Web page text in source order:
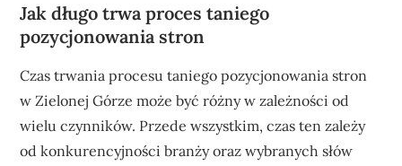
Jak długo trwa proces taniego
pozycjonowania stron
Czas trwania procesu taniego pozycjonowania stron
w Zielonej Górze może być różny w zależności od
wielu czynników. Przede wszystkim, czas ten zależy
od konkurencyjności branży oraz wybranych słów